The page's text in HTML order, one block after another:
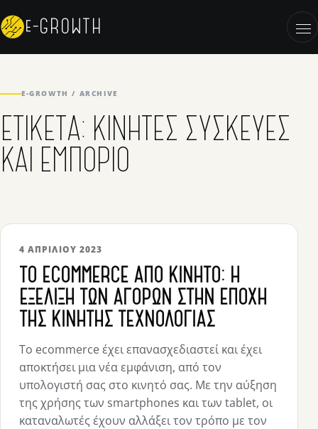
e-GROWTH
E-GROWTH / ARCHIVE
ΕΤΙΚΈΤΑ: ΚΙΝΗΤΈΣ ΣΥΣΚΕΥΈΣ
ΚΑΙ ΕΜΠΌΡΙΟ
4 ΑΠΡΙΛΊΟΥ 2023
ΤΟ ECOMMERCE ΑΠΌ ΚΙΝΗΤΌ: Η
ΕΞΈΛΙΞΗ ΤΩΝ ΑΓΟΡΏΝ ΣΤΗΝ ΕΠΟΧΉ
ΤΗΣ ΚΙΝΗΤΉΣ ΤΕΧΝΟΛΟΓΊΑΣ
Το ecommerce έχει επανασχεδιαστεί και έχει
αποκτήσει μια νέα εμφάνιση, από τον
υπολογιστή σας στο κινητό σας. Με την αύξηση
της χρήσης των smartphones και των tablet, οι
καταναλωτές έχουν αλλάξει τον τρόπο με τον